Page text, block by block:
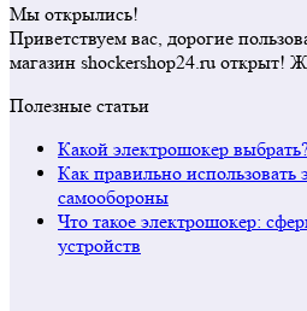
Мы открылись!
Приветствуем вас, дорогие
магазин shockershop24.ru открыт!
Полезные статьи
Какой электрошокер
Как правильно использовать
самообороны
Что такое электрошокер:
устройств